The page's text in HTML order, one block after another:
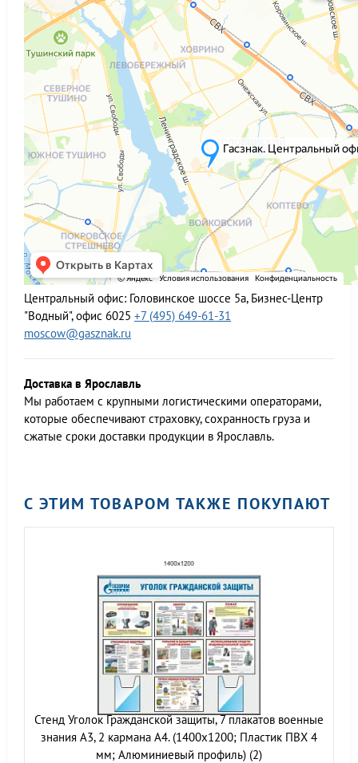
Центральный офис: Головинское шоссе 5а, Бизнес-Центр
"Водный", офис 6025 +7 (495) 649-61-31
moscow@gasznak.ru
Доставка в Ярославль
Мы работаем c крупными логистическими операторами,
которые обеспечивают страховку, сохранность груза и
сжатые сроки доставки продукции в Ярославль.
С ЭТИМ ТОВАРОМ ТАКЖЕ ПОКУПАЮТ
Стенд Уголок Гражданской защиты, 7 плакатов военные
знания А3, 2 кармана А4. (1400х1200; Пластик ПВХ 4
мм; Алюминиевый профиль) (2)